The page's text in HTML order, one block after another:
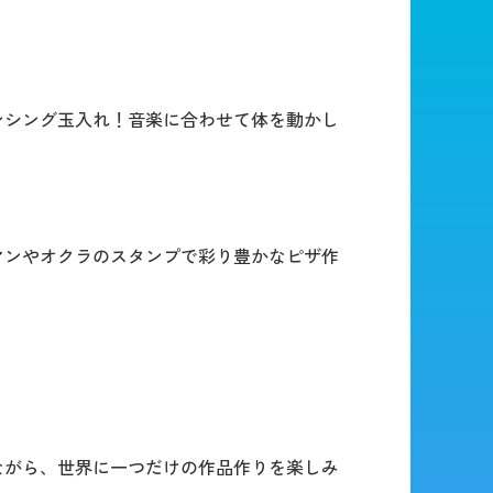
ング玉入れ！音楽に合わせて体を動かし
やオクラのスタンプで彩り豊かなピザ作
ら、世界に一つだけの作品作りを楽しみ